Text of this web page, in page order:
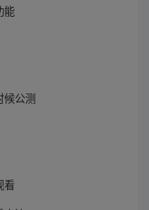
能
候公测
看